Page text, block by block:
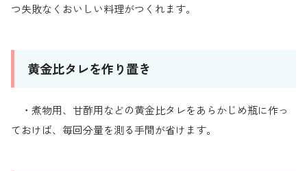
つ失敗なくおいしい料理がつくれます。
黄金比タレを作り置き
・煮物用、甘酢用などの黄金比タレをあらかじめ瓶に作っ
ておけば、毎回分量を測る手間が省けます。